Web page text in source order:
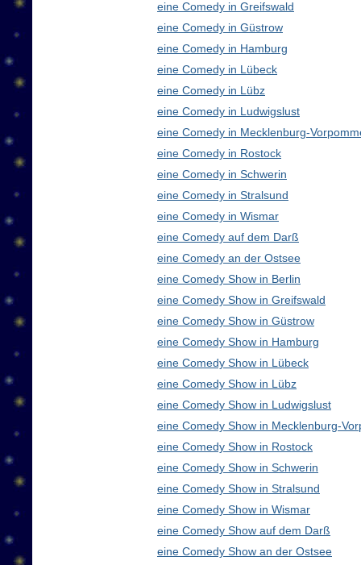
eine Comedy in Greifswald
eine Comedy in Güstrow
eine Comedy in Hamburg
eine Comedy in Lübeck
eine Comedy in Lübz
eine Comedy in Ludwigslust
eine Comedy in Mecklenburg-
eine Comedy in Rostock
eine Comedy in Schwerin
eine Comedy in Stralsund
eine Comedy in Wismar
eine Comedy auf dem Darß
eine Comedy an der Ostsee
eine Comedy Show in Berlin
eine Comedy Show in Greifswald
eine Comedy Show in Güstrow
eine Comedy Show in Hamburg
eine Comedy Show in Lübeck
eine Comedy Show in Lübz
eine Comedy Show in Ludwigslust
eine Comedy Show in Mecklenburg-
eine Comedy Show in Rostock
eine Comedy Show in Schwerin
eine Comedy Show in Stralsund
eine Comedy Show in Wismar
eine Comedy Show auf dem Darß
eine Comedy Show an der Ostsee